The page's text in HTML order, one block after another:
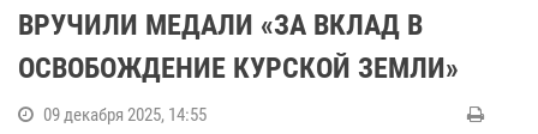
ВРУЧИЛИ МЕДАЛИ «ЗА ВКЛАД В
ОСВОБОЖДЕНИЕ КУРСКОЙ ЗЕМЛИ»
09 декабря 2025, 14:55